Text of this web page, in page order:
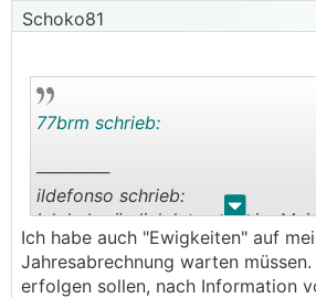
Schoko81
. .
77brm schrieb:
──────
ildefonso schrieb:
Ich hab nämlich letzmalig im Mai
bekommen. Seit dem keine mehr.
───────────────
Ich habe auch "Ewigkeiten" auf
Jahresabrechnung warten
erfolgen sollen, nach Information